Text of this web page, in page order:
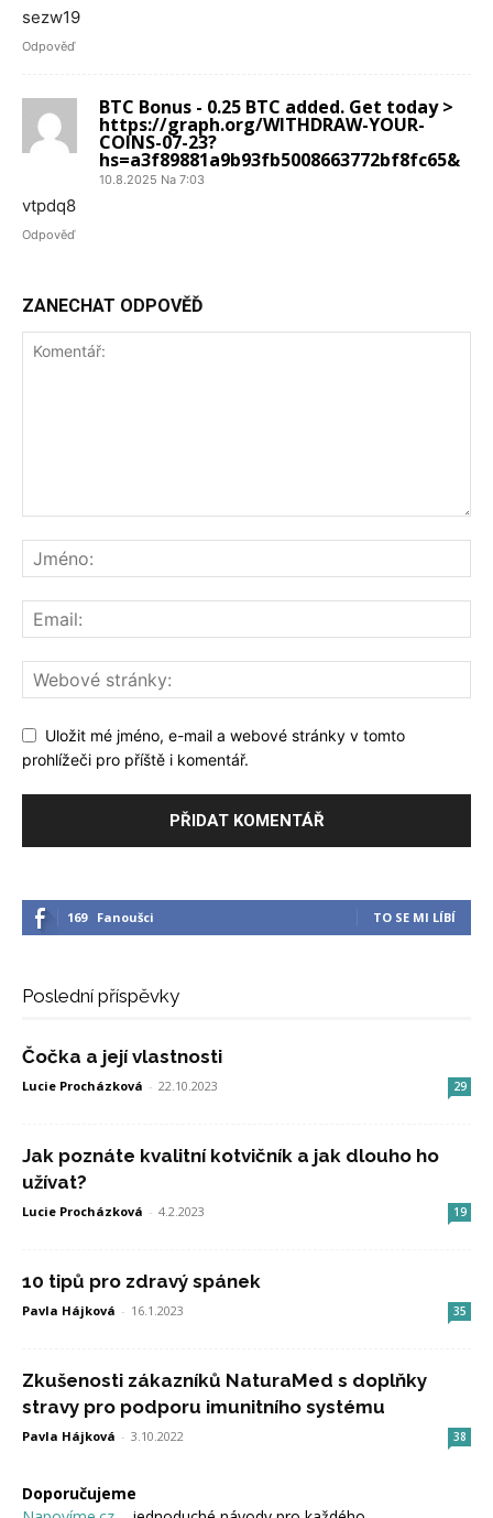
sezw19
Odpověď
BTC Bonus - 0.25 BTC added. Get today >
https://graph.org/WITHDRAW-YOUR-
COINS-07-23?
hs=a3f89881a9b93fb5008663772bf8fc65&
10.8.2025 Na 7:03
vtpdq8
Odpověď
ZANECHAT ODPOVĚĎ
Uložit mé jméno, e-mail a webové stránky v tomto
prohlížeči pro příště i komentář.
169 Fanoušci TO SE MI LÍBÍ
Poslední příspěvky
Čočka a její vlastnosti
Lucie Procházková - 22.10.2023 29
Jak poznáte kvalitní kotvičník a jak dlouho ho
užívat?
Lucie Procházková - 4.2.2023 19
10 tipů pro zdravý spánek
Pavla Hájková - 16.1.2023 35
Zkušenosti zákazníků NaturaMed s doplňky
stravy pro podporu imunitního systému
Pavla Hájková - 3.10.2022 38
Doporučujeme